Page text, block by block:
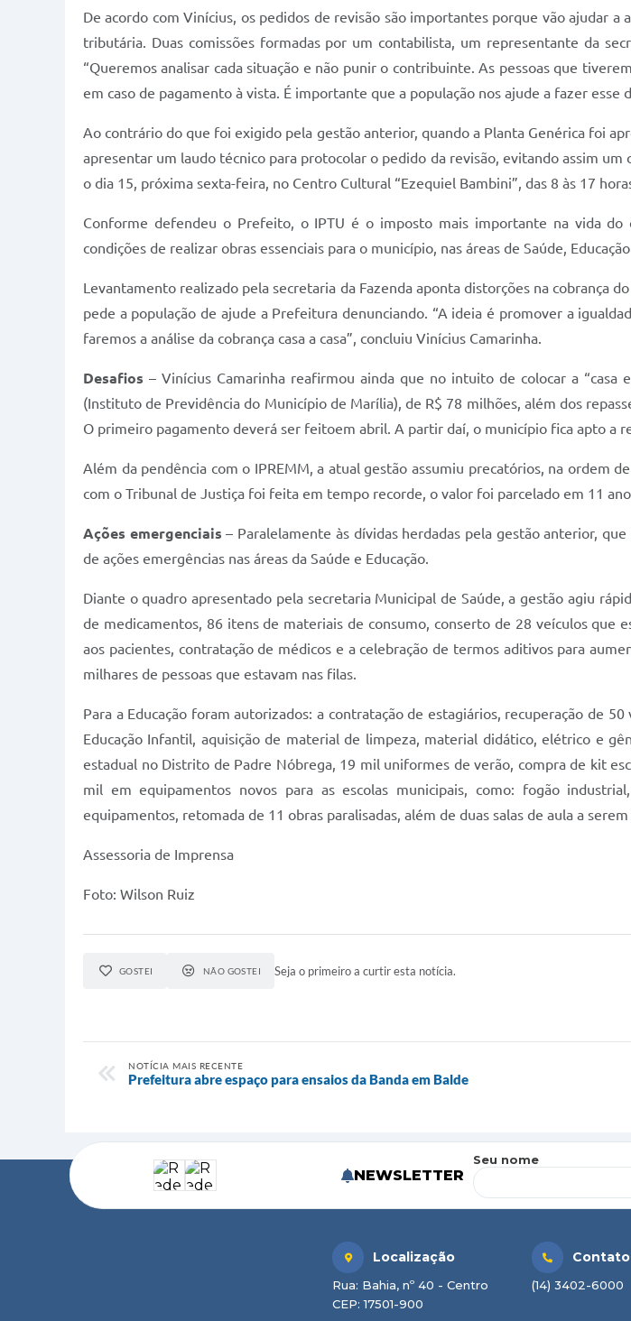
De acordo com Vinícius, os pedidos de revisão são importantes porque vão ajudar
tributária. Duas comissões formadas por um contabilista, um representante da
“Queremos analisar cada situação e não punir o contribuinte. As pessoas que
em caso de pagamento à vista. É importante que a população nos ajude a fazer esse
Ao contrário do que foi exigido pela gestão anterior, quando a Planta Genérica foi
apresentar um laudo técnico para protocolar o pedido da revisão, evitando assim
o dia 15, próxima sexta-feira, no Centro Cultural “Ezequiel Bambini”, das 8 às 17
Conforme defendeu o Prefeito, o IPTU é o imposto mais importante na vida
condições de realizar obras essenciais para o município, nas áreas de Saúde,
Levantamento realizado pela secretaria da Fazenda aponta distorções na cobrança
pede a população de ajude a Prefeitura denunciando. “A ideia é promover a
faremos a análise da cobrança casa a casa”, concluiu Vinícius Camarinha.
Desafios – Vinícius Camarinha reafirmou ainda que no intuito de colocar a “casa
(Instituto de Previdência do Município de Marília), de R$ 78 milhões, além dos
O primeiro pagamento deverá ser feitoem abril. A partir daí, o município fica apto a
Além da pendência com o IPREMM, a atual gestão assumiu precatórios, na ordem
com o Tribunal de Justiça foi feita em tempo recorde, o valor foi parcelado em 11
Ações emergenciais – Paralelamente às dívidas herdadas pela gestão anterior,
de ações emergências nas áreas da Saúde e Educação.
Diante o quadro apresentado pela secretaria Municipal de Saúde, a gestão agiu
de medicamentos, 86 itens de materiais de consumo, conserto de 28 veículos
aos pacientes, contratação de médicos e a celebração de termos aditivos para
milhares de pessoas que estavam nas filas.
Para a Educação foram autorizados: a contratação de estagiários, recuperação de
Educação Infantil, aquisição de material de limpeza, material didático, elétrico e
estadual no Distrito de Padre Nóbrega, 19 mil uniformes de verão, compra de kit
mil em equipamentos novos para as escolas municipais, como: fogão
equipamentos, retomada de 11 obras paralisadas, além de duas salas de aula a
Assessoria de Imprensa
Foto: Wilson Ruiz
GOSTEI NÃO GOSTEI Seja o primeiro a curtir esta notícia.
NOTÍCIA MAIS RECENTE
Prefeitura abre espaço para ensaios da Banda em Balde
NEWSLETTER
Seu nome
Localização
Rua: Bahia, nº 40 - Centro
CEP: 17501-900
Contato
(14) 3402-6000